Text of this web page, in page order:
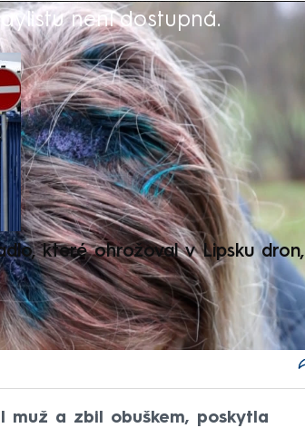
není dostupná.
které ohrožoval v Lipsku dron,
muž a zbil obuškem, poskytla